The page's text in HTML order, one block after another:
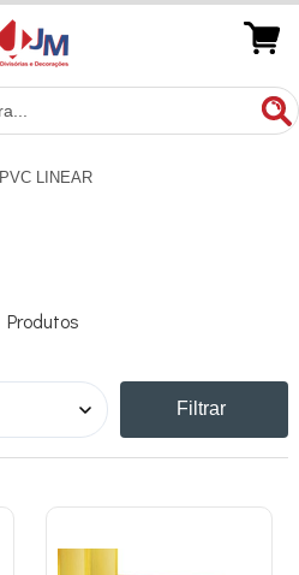
PVC LINEAR
Filtrar